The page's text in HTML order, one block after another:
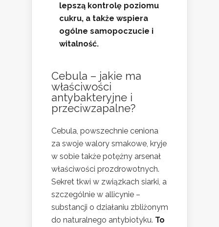
lepszą kontrolę poziomu
cukru, a także wspiera
ogólne samopoczucie i
witalność.
Cebula – jakie ma
właściwości
antybakteryjne i
przeciwzapalne?
Cebula, powszechnie ceniona
za swoje walory smakowe, kryje
w sobie także potężny arsenał
właściwości prozdrowotnych.
Sekret tkwi w związkach siarki, a
szczególnie w allicynie –
substancji o działaniu zbliżonym
do naturalnego antybiotyku. To